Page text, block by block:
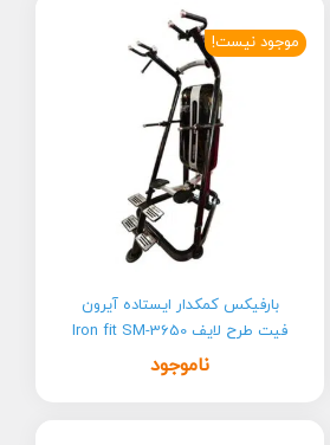
موجود نیست!
بارفیکس کمکدار ایستاده آیرون
فیت طرح لایف Iron fit SM-3650
ناموجود